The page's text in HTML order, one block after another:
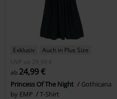
Exklusiv
Auch in Plus Size
UVP
ab 29,99 €
ab 24,99 €
Princess Of The Night
Gothicana
by EMP
T-Shirt